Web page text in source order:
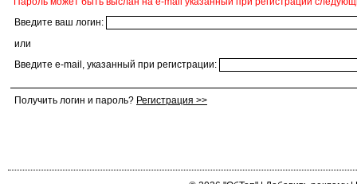
Введите ваш логин:
или
Введите e-mail, указанный при регистрации:
Получить логин и пароль? Регистрация >>